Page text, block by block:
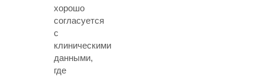
хорошо
согласуется
с
клиническими
данными,
где